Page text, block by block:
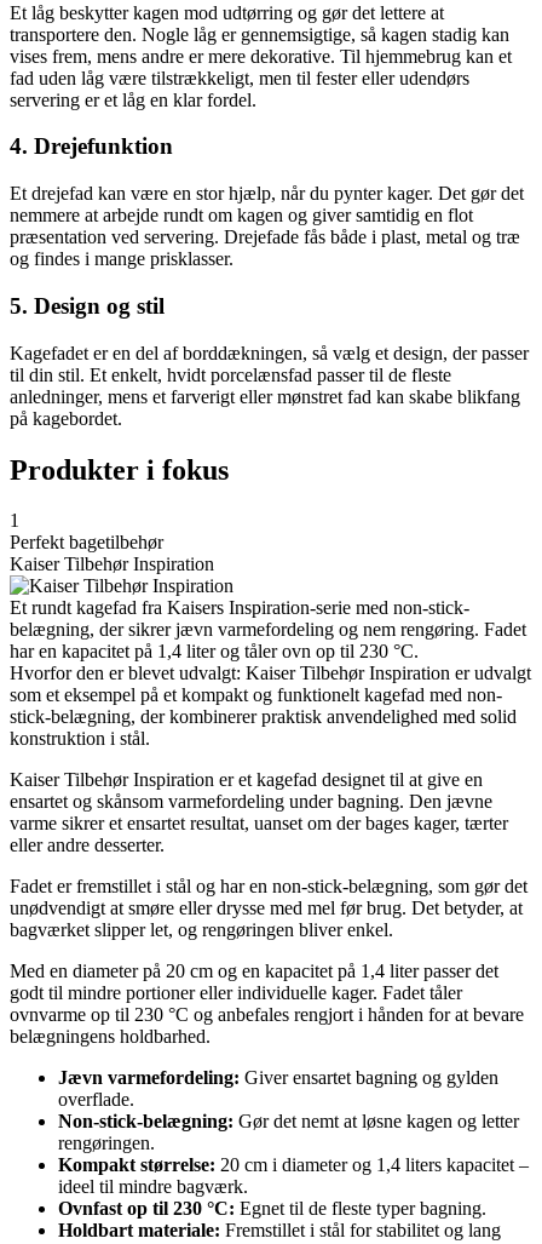
Et låg beskytter kagen mod udtørring og gør det lettere at
transportere den. Nogle låg er gennemsigtige, så kagen stadig kan
vises frem, mens andre er mere dekorative. Til hjemmebrug kan et
fad uden låg være tilstrækkeligt, men til fester eller udendørs
servering er et låg en klar fordel.
4. Drejefunktion
Et drejefad kan være en stor hjælp, når du pynter kager. Det gør det
nemmere at arbejde rundt om kagen og giver samtidig en flot
præsentation ved servering. Drejefade fås både i plast, metal og træ
og findes i mange prisklasser.
5. Design og stil
Kagefadet er en del af borddækningen, så vælg et design, der passer
til din stil. Et enkelt, hvidt porcelænsfad passer til de fleste
anledninger, mens et farverigt eller mønstret fad kan skabe blikfang
på kagebordet.
Produkter i fokus
1
Perfekt bagetilbehør
Kaiser Tilbehør Inspiration
Et rundt kagefad fra Kaisers Inspiration-serie med non-stick-
belægning, der sikrer jævn varmefordeling og nem rengøring. Fadet
har en kapacitet på 1,4 liter og tåler ovn op til 230 °C.
Hvorfor den er blevet udvalgt: Kaiser Tilbehør Inspiration er udvalgt
som et eksempel på et kompakt og funktionelt kagefad med non-
stick-belægning, der kombinerer praktisk anvendelighed med solid
konstruktion i stål.
Kaiser Tilbehør Inspiration er et kagefad designet til at give en
ensartet og skånsom varmefordeling under bagning. Den jævne
varme sikrer et ensartet resultat, uanset om der bages kager, tærter
eller andre desserter.
Fadet er fremstillet i stål og har en non-stick-belægning, som gør det
unødvendigt at smøre eller drysse med mel før brug. Det betyder, at
bagværket slipper let, og rengøringen bliver enkel.
Med en diameter på 20 cm og en kapacitet på 1,4 liter passer det
godt til mindre portioner eller individuelle kager. Fadet tåler
ovnvarme op til 230 °C og anbefales rengjort i hånden for at bevare
belægningens holdbarhed.
Jævn varmefordeling: Giver ensartet bagning og gylden
overflade.
Non-stick-belægning: Gør det nemt at løsne kagen og letter
rengøringen.
Kompakt størrelse: 20 cm i diameter og 1,4 liters kapacitet –
ideel til mindre bagværk.
Ovnfast op til 230 °C: Egnet til de fleste typer bagning.
Holdbart materiale: Fremstillet i stål for stabilitet og lang